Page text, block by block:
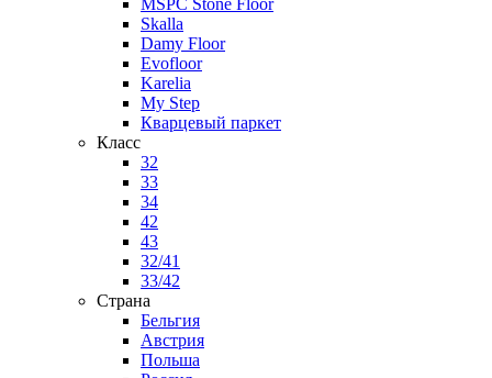
MSPC Stone Floor
Skalla
Damy Floor
Evofloor
Karelia
My Step
Кварцевый паркет
Класс
32
33
34
42
43
32/41
33/42
Страна
Бельгия
Австрия
Польша